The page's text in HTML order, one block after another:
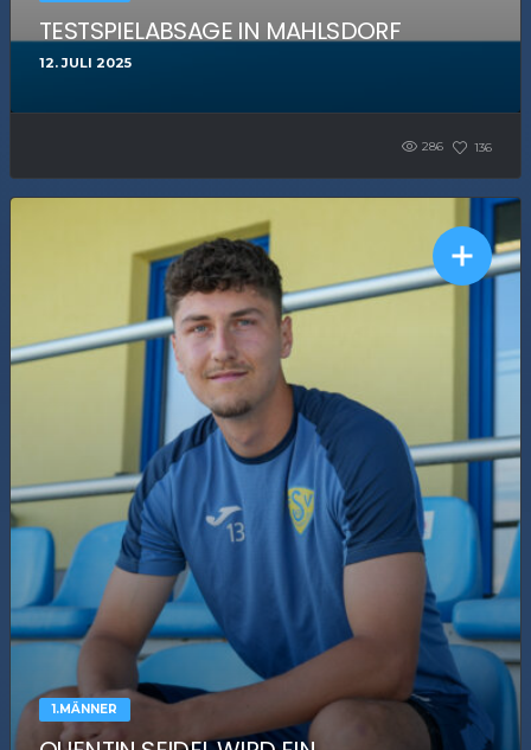
TESTSPIELABSAGE IN MAHLSDORF
12. JULI 2025
286 136
1.MÄNNER